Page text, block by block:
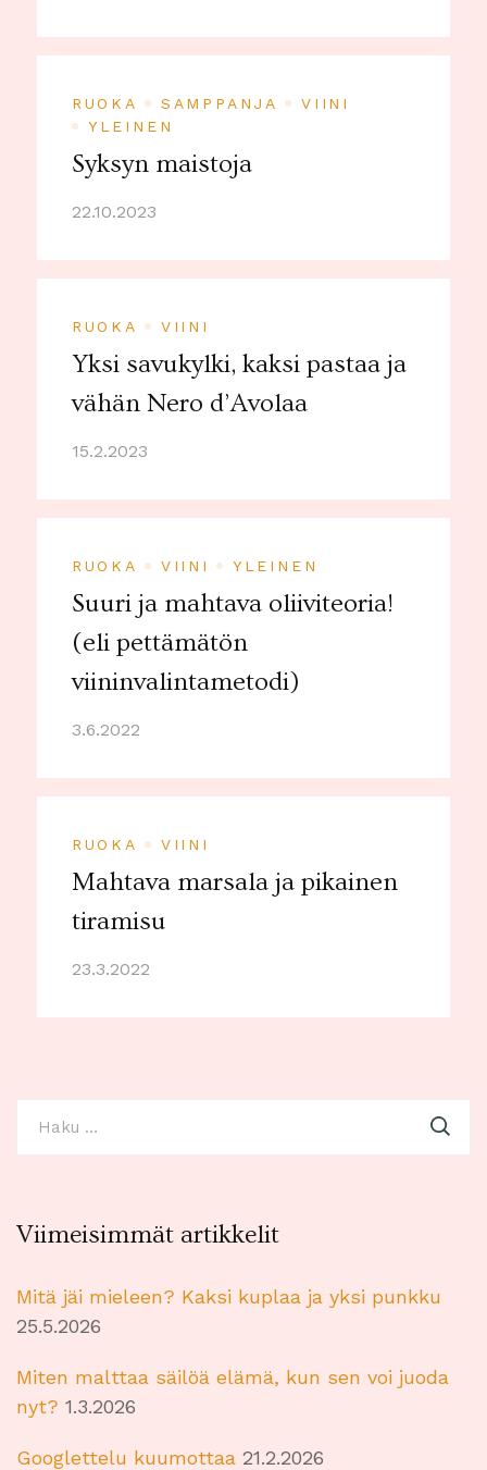
RUOKA SAMPPANJA
VIINI
YLEINEN
Syksyn maistoja
22.10.2023
RUOKA VIINI
Yksi savukylki, kaksi pastaa ja
vähän Nero d’Avolaa
15.2.2023
RUOKA VIINI YLEINEN
Suuri ja mahtava oliiviteoria!
(eli pettämätön
viininvalintametodi)
3.6.2022
RUOKA VIINI
Mahtava marsala ja pikainen
tiramisu
23.3.2022
Viimeisimmät artikkelit
Mitä jäi mieleen? Kaksi kuplaa ja yksi punkku
25.5.2026
Miten malttaa säilöä elämä, kun sen voi juoda
nyt? 1.3.2026
Googlettelu kuumottaa 21.2.2026